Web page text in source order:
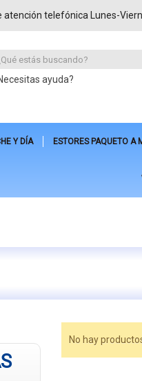
atención telefónica Lunes-
ayuda?
Y DÍA ESTORES PAQUETO A
No hay